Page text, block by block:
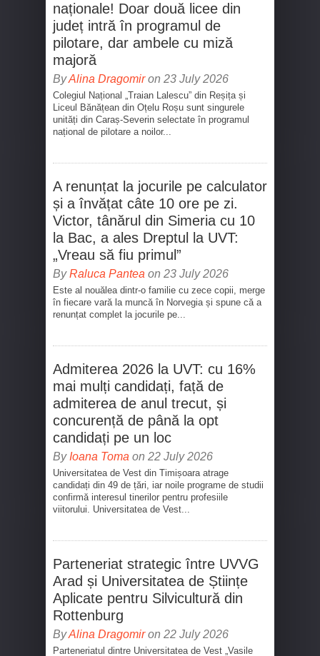
naționale! Doar două licee din
județ intră în programul de
pilotare, dar ambele cu miză
majoră
ByAlina Dragomiron 23 July 2026
Colegiul Național „Traian Lalescu” din Reșița și
Liceul Bănățean din Oțelu Roșu sunt singurele
unități din Caraș-Severin selectate în programul
național de pilotare a noilor...
A renunțat la jocurile pe calculator
și a învățat câte 10 ore pe zi.
Victor, tânărul din Simeria cu 10
la Bac, a ales Dreptul la UVT:
„Vreau să fiu primul”
ByRaluca Pantea on 23 July 2026
Este al nouălea dintr-o familie cu zece copii, merge
în fiecare vară la muncă în Norvegia și spune că a
renunțat complet la jocurile pe...
Admiterea 2026 la UVT: cu 16%
mai mulți candidați, față de
admiterea de anul trecut, și
concurență de până la opt
candidați pe un loc
By Ioana Toma on 22 July 2026
Universitatea de Vest din Timișoara atrage
candidați din 49 de țări, iar noile programe de studii
confirmă interesul tinerilor pentru profesiile
viitorului. Universitatea de Vest...
Parteneriat strategic între UVVG
Arad și Universitatea de Științe
Aplicate pentru Silvicultură din
Rottenburg
ByAlina Dragomiron 22 July 2026
Parteneriatul dintre Universitatea de Vest „Vasile